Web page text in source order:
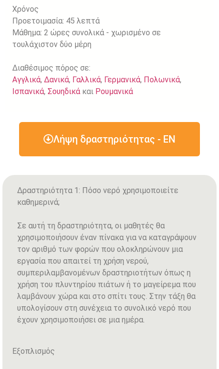
Χρόνος
Προετοιμασία: 45 λεπτά
Μάθημα: 2 ώρες συνολικά - χωρισμένο σε
τουλάχιστον δύο μέρη
Διαθέσιμος πόρος σε:
Αγγλικά, Δανικά, Γαλλικά, Γερμανικά, Πολωνικά,
Ισπανικά, Σουηδικά και Ρουμανικά
Λήψη δραστηριότητας - EN
Δραστηριότητα 1: Πόσο νερό χρησιμοποιείτε
καθημερινά;
Σε αυτή τη δραστηριότητα, οι μαθητές θα
χρησιμοποιήσουν έναν πίνακα για να καταγράψουν
τον αριθμό των φορών που ολοκληρώνουν μια
εργασία που απαιτεί τη χρήση νερού,
συμπεριλαμβανομένων δραστηριοτήτων όπως η
χρήση του πλυντηρίου πιάτων ή το μαγείρεμα που
λαμβάνουν χώρα και στο σπίτι τους. Στην τάξη θα
υπολογίσουν στη συνέχεια το συνολικό νερό που
έχουν χρησιμοποιήσει σε μια ημέρα.
Εξοπλισμός